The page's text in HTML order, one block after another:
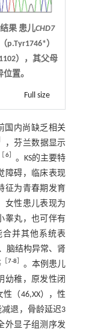
果 患儿CHD7
p.Tyr1746*）
），其父母
置。
Full size
国内尚缺乏相关
，芬兰数据显示
［6］ 。KS的主要特
障碍，临床表现
征为青春期发育
女性患儿表现为
睾丸，也可伴有
并其他系统表
脑结构异常、肾
［7-8］ 。本例患儿
幼稚，原发性闭
（46,XX），性
退，骨龄延迟3
外显子组测序发